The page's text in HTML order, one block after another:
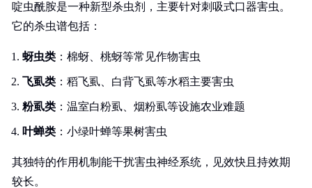
啶虫酰胺是一种新型杀虫剂，主要针对刺吸式口器害虫。
它的杀虫谱包括：
蚜虫类 ：棉蚜、桃蚜等常见作物害虫
飞虱类 ：稻飞虱、白背飞虱等水稻主要害虫
粉虱类 ：温室白粉虱、烟粉虱等设施农业难题
叶蝉类 ：小绿叶蝉等果树害虫
其独特的作用机制能干扰害虫神经系统，见效快且持效期
较长。